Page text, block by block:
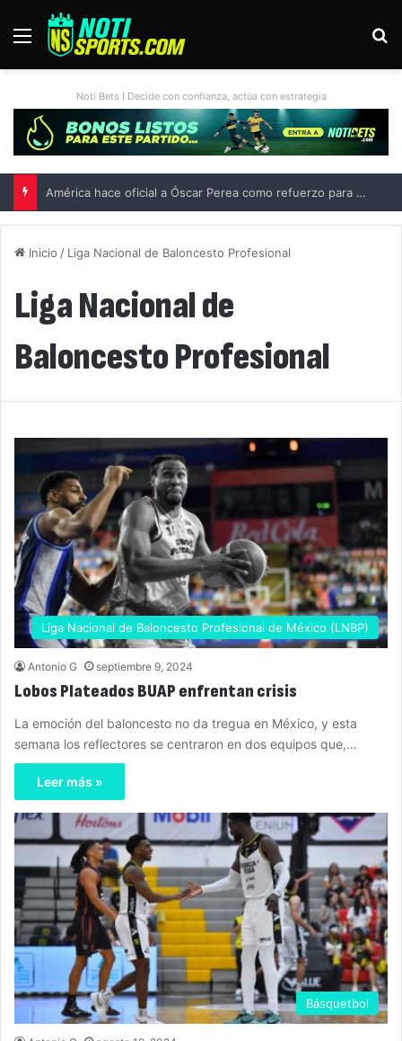
Menú
Noti Bets I Decide con confianza, actúa con estrategia
América hace oficial a Óscar Perea como refuerzo para el Apertura 2026
Inicio / Liga Nacional de Baloncesto Profesional
Liga Nacional de
Baloncesto Profesional
Liga Nacional de Baloncesto Profesional de México (LNBP)
Antonio G septiembre 9, 2024
Lobos Plateados BUAP enfrentan crisis
La emoción del baloncesto no da tregua en México, y esta
semana los reflectores se centraron en dos equipos que,…
Leer más »
Básquetbol